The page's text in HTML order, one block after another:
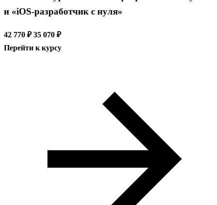
и «iOS-разработчик с нуля»
42 770 ₽ 35 070 ₽
Перейти к курсу